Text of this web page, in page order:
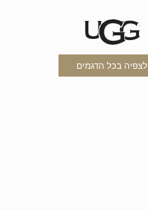
לצפיה בכל הדגמים